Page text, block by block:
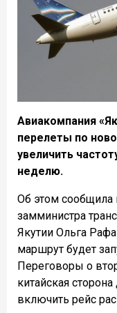
Авиакомпания
перелеты по
увеличить
неделю.
Об этом сообщила
замминистра
Якутии Ольга
маршрут будет
Переговоры о
китайская
включить рейс